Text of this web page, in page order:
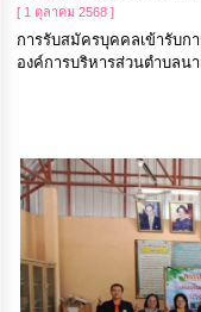
[ 1 ตุลาคม 2568 ]
การรับสมัครบุคคลเข้ารับก
องค์การบริหารส่วนตำบลน